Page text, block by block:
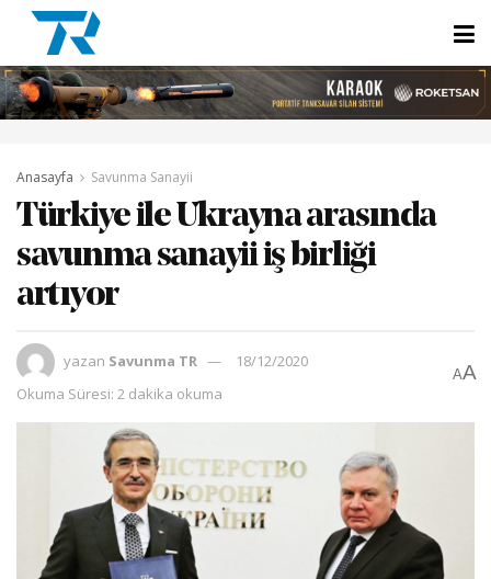
Anasayfa Savunma Sanayii
Türkiye ile Ukrayna arasında
savunma sanayii iş birliği
artıyor
yazan Savunma TR
18/12/2020
Okuma Süresi: 2 dakika okuma
AA